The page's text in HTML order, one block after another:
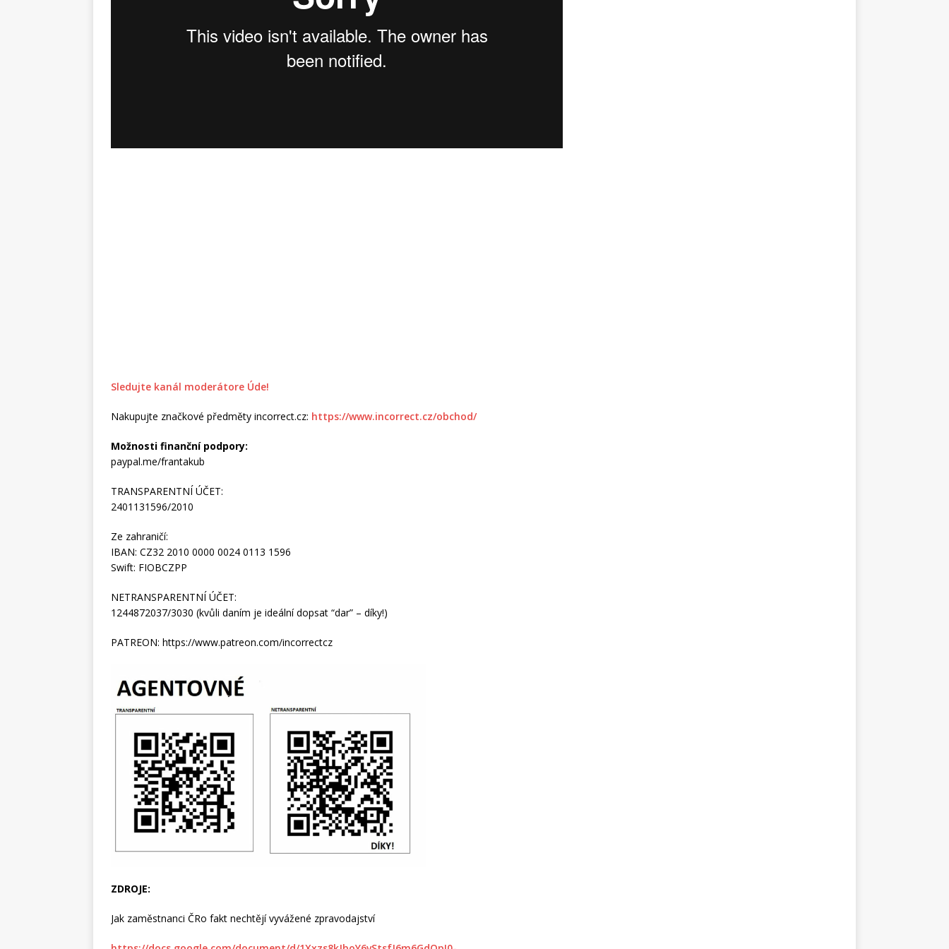
Sledujte kanál moderátore Úde!
Nakupujte značkové předměty incorrect.cz: https://www.incorrect.cz/obchod/
Možnosti finanční podpory:
paypal.me/frantakub
TRANSPARENTNÍ ÚČET:
2401131596/2010
Ze zahraničí:
IBAN: CZ32 2010 0000 0024 0113 1596
Swift: FIOBCZPP
NETRANSPARENTNÍ ÚČET:
1244872037/3030 (kvůli daním je ideální dopsat “dar” – díky!)
PATREON: https://www.patreon.com/incorrectcz
ZDROJE:
Jak zaměstnanci ČRo fakt nechtějí vyvážené zpravodajství